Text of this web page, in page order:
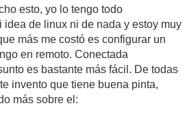
esto, yo lo tengo todo
idea de linux ni de nada y estoy muy
más me costó es configurar un
en remoto. Conectada
es bastante más fácil. De todas
invento que tiene buena pinta,
más sobre el: